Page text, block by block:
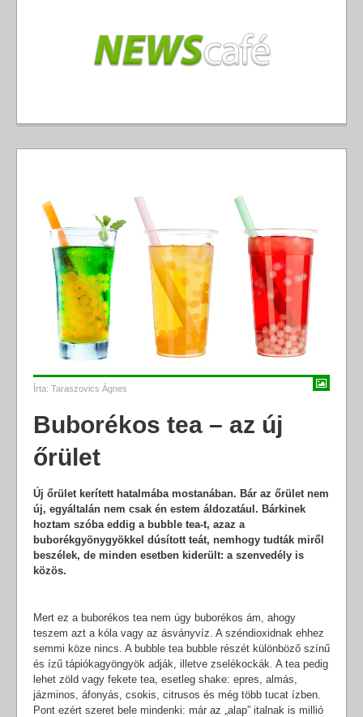
Írta: Taraszovics Ágnes
Buborékos tea – az új
őrület
Új őrület kerített hatalmába mostanában. Bár az őrület nem
új, egyáltalán nem csak én estem áldozatául. Bárkinek
hoztam szóba eddig a bubble tea-t, azaz a
buborékgyönygyökkel dúsított teát, nemhogy tudták miről
beszélek, de minden esetben kiderült: a szenvedély is
közös.
Mert ez a buborékos tea nem úgy buborékos ám, ahogy
teszem azt a kóla vagy az ásványvíz. A széndioxidnak ehhez
semmi köze nincs. A bubble tea bubble részét különböző színű
és ízű tápiókagyöngyök adják, illetve zselékockák. A tea pedig
lehet zöld vagy fekete tea, esetleg shake: epres, almás,
jázminos, áfonyás, csokis, citrusos és még több tucat ízben.
Pont ezért szeret bele mindenki: már az „alap” italnak is millió